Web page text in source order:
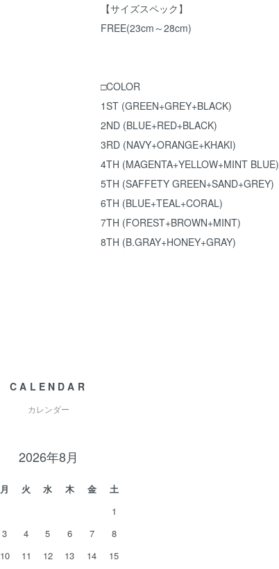
【サイズスペック】
FREE(23cm～28cm)
□COLOR
1ST (GREEN+GREY+BLACK)
2ND (BLUE+RED+BLACK)
3RD (NAVY+ORANGE+KHAKI)
4TH (MAGENTA+YELLOW+MINT BLUE)
5TH (SAFFETY GREEN+SAND+GREY)
6TH (BLUE+TEAL+CORAL)
7TH (FOREST+BROWN+MINT)
8TH (B.GRAY+HONEY+GRAY)
CALENDAR
カレンダー
2026年8月
月 火 水 木 金
土
1
3 4 5 6 7
8
10 11 12 13 14
15